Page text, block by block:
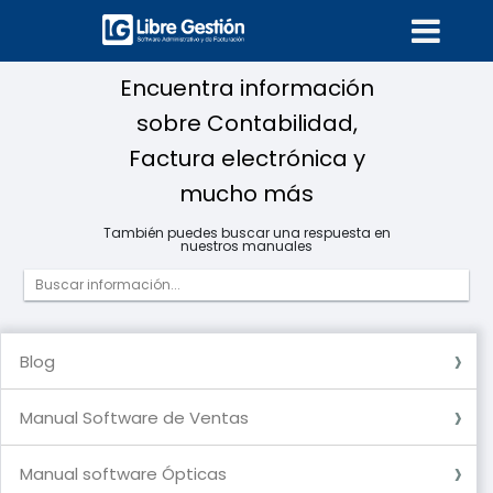
Encuentra información
sobre Contabilidad,
Factura electrónica y
mucho más
También puedes buscar una respuesta en
nuestros manuales
Blog
Manual Software de Ventas
Usuarios
Compras - Egresos
Ventas Ingresos
Ventas POS (Aplica para software Premium)
Factura Electrónica
Documentos (Aplica para software Premium
Inventario
Recurso Humano (Aplica para software Premium)
Datos de Referencia
Reportes
Caja y Bancos
Cartera
Contabilidad (Aplica para software premium)
Configuración de Usuarios
Generalidades
Nómina Electrónica (Aplica para software premium)
Documento Soporte
Manual software Ópticas